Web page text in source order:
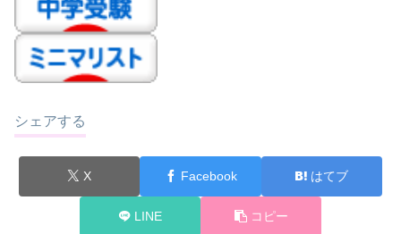
シェアする
X Facebook はてブ
LINE コピー